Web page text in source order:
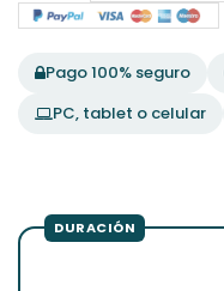
Pago 100% seguro
PC, tablet o celular